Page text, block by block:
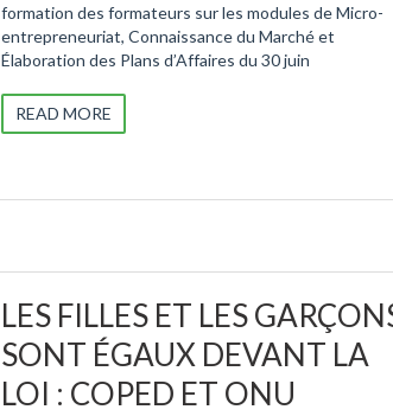
formation des formateurs sur les modules de Micro-
entrepreneuriat, Connaissance du Marché et
Élaboration des Plans d’Affaires du 30 juin
READ MORE
LES FILLES ET LES
SONT ÉGAUX DEVANT LA
LOI : COPED ET ONU